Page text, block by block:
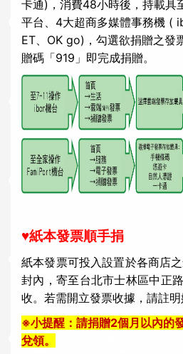
卡通)，消費48小時後，持載具
平台、4大超商多媒體事務機 (
ET、OK go)，勾選欲捐贈之發
贈碼「919」即完成捐贈。
♥紙本發票順手捐
紙本發票可投入設置於各商店
封內，寄至台北市士林區中正
收。若需開立發票收據，請註明
※小提醒：請捐贈2個月以內的
兌領。